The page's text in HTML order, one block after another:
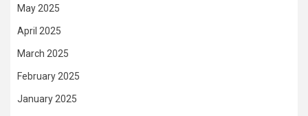
May 2025
April 2025
March 2025
February 2025
January 2025